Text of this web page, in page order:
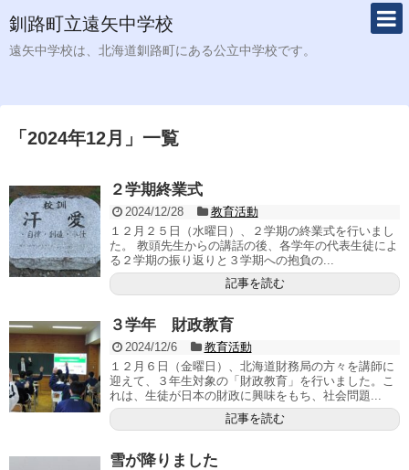
釧路町立遠矢中学校
遠矢中学校は、北海道釧路町にある公立中学校です。
「 2024年12月 」 一覧
２学期終業式
2024/12/28
教育活動
１２月２５日（水曜日）、２学期の終業式を行いまし
た。 教頭先生からの講話の後、各学年の代表生徒によ
る２学期の振り返りと３学期への抱負の...
記事を読む
３学年 財政教育
2024/12/6
教育活動
１２月６日（金曜日）、北海道財務局の方々を講師に
迎えて、３年生対象の「財政教育」を行いました。こ
れは、生徒が日本の財政に興味をもち、社会問題...
記事を読む
雪が降りました